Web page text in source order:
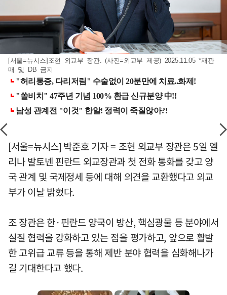
[서울=뉴시스]조현 외교부 장관. (사진=외교부 제공) 2025.11.05 *재판
매 및 DB 금지
[서울=뉴시스] 박준호 기자 = 조현 외교부 장관은 5일 엘
리나 발토넨 핀란드 외교장관과 첫 전화 통화를 갖고 양
국 관계 및 국제정세 등에 대해 의견을 교환했다고 외교
부가 이날 밝혔다.
조 장관은 한·핀란드 양국이 방산, 핵심광물 등 분야에서
실질 협력을 강화하고 있는 점을 평가하고, 앞으로 활발
한 고위급 교류 등을 통해 제반 분야 협력을 심화해나가
길 기대한다고 했다.